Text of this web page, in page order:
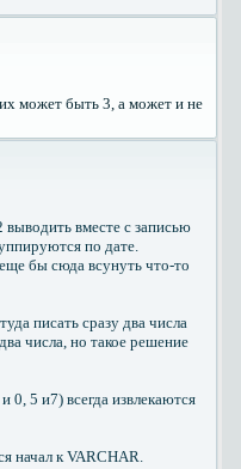
может быть 3, а может и не
выводить вместе с записью
по дате.
бы сюда всунуть что-то
писать сразу два числа
числа, но такое решение
0, 5 и7) всегда извлекаются
начал к VARCHAR.